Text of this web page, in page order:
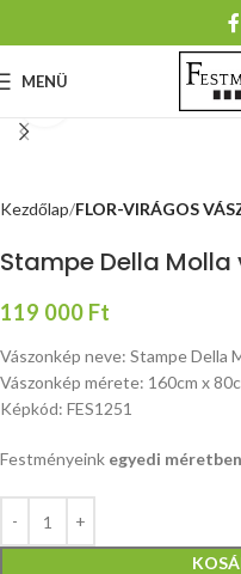
MENÜ
Nagyításhoz kattints
Kezdőlap FLOR-VIRÁGOS
Stampe Della
119 000 Ft
Vászonkép neve: Stampe Della
Vászonkép mérete: 160cm x
Képkód: FES1251
Festményeink egyedi